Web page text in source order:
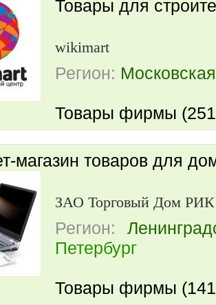
Товары для
wikimart
Регион:
Товары фирмы
магазин товаров для
ЗАО Торговый Дом РИК
Регион:
Петербург
Товары фирмы